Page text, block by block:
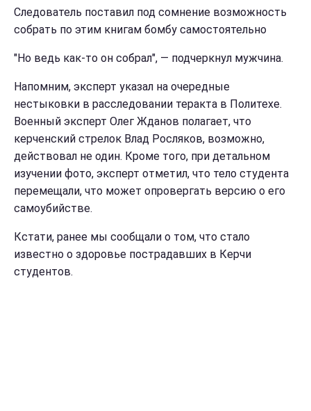
Следователь поставил под сомнение возможность
собрать по этим книгам бомбу самостоятельно
"Но ведь как-то он собрал", — подчеркнул мужчина.
Напомним, эксперт указал на очередные
нестыковки в расследовании теракта в Политехе.
Военный эксперт Олег Жданов полагает, что
керченский стрелок Влад Росляков, возможно,
действовал не один. Кроме того, при детальном
изучении фото, эксперт отметил, что тело студента
перемещали, что может опровергать версию о его
самоубийстве.
Кстати, ранее мы сообщали о том, что стало
известно о здоровье пострадавших в Керчи
студентов.